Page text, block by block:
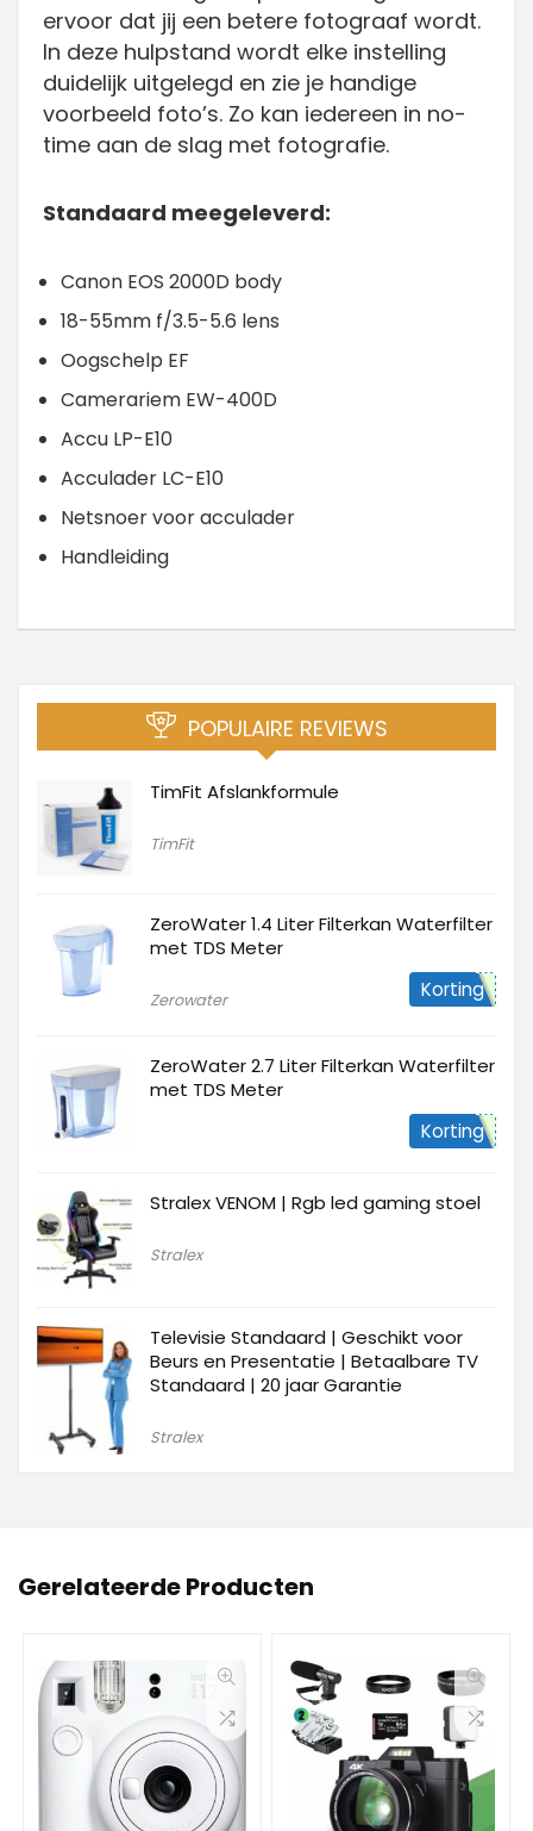
ervoor dat jij een betere fotograaf wordt.
In deze hulpstand wordt elke instelling
duidelijk uitgelegd en zie je handige
voorbeeld foto’s. Zo kan iedereen in no-
time aan de slag met fotografie.
Standaard meegeleverd:
Canon EOS 2000D body
18-55mm f/3.5-5.6 lens
Oogschelp EF
Camerariem EW-400D
Accu LP-E10
Acculader LC-E10
Netsnoer voor acculader
Handleiding
POPULAIRE REVIEWS
TimFit Afslankformule
TimFit
ZeroWater 1.4 Liter Filterkan Waterfilter
met TDS Meter
Zerowater Korting
ZeroWater 2.7 Liter Filterkan Waterfilter
met TDS Meter
Korting
Stralex VENOM | Rgb led gaming stoel
Stralex
Televisie Standaard | Geschikt voor
Beurs en Presentatie | Betaalbare TV
Standaard | 20 jaar Garantie
Stralex
Gerelateerde Producten